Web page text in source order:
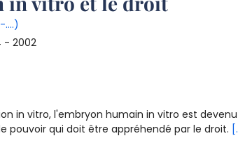
- 2002
in vitro, l'embryon humain in vitro est
pouvoir qui doit être appréhendé par le droit.